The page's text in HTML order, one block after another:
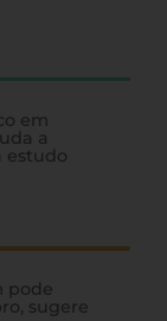
em
a
estudo
pode
sugere